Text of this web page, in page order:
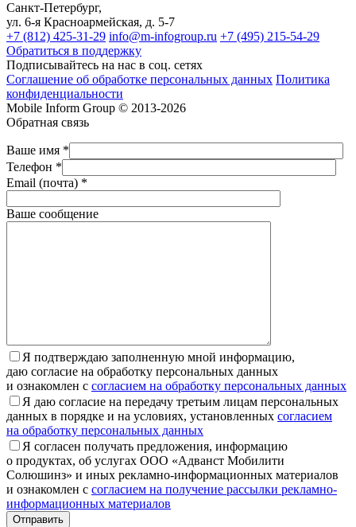
Санкт-Петербург,
ул. 6-я Красноармейская, д. 5-7
+7 (812) 425-31-29 info@m-infogroup.ru +7 (495) 215-54-29
Обратиться в поддержку
Подписывайтесь на нас в соц. сетях
Соглашение об обработке персональных данных Политика
конфиденциальности
Mobile Inform Group © 2013-2026
Обратная связь
Ваше имя *
Телефон *
Email (почта) *
Ваше сообщение
Я подтверждаю заполненную мной информацию,
даю согласие на обработку персональных данных
и ознакомлен с согласием на обработку персональных данных
Я даю согласие на передачу третьим лицам персональных
данных в порядке и на условиях, установленных согласием
на обработку персональных данных
Я согласен получать предложения, информацию
о продуктах, об услугах ООО «Адванст Мобилити
Солюшинз» и иных рекламно-информационных материалов
и ознакомлен с согласием на получение рассылки рекламно-
информационных материалов
Отправить